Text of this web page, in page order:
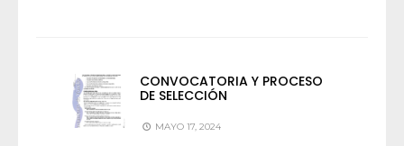
CONVOCATORIA Y PROCESO
DE SELECCIÓN
MAYO 17, 2024